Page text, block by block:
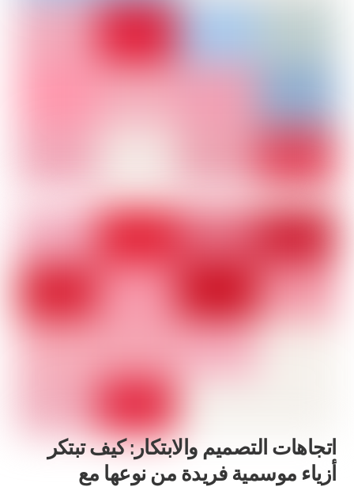
اتجاهات التصميم والابتكار: كيف تبتكر
أزياء موسمية فريدة من نوعها مع